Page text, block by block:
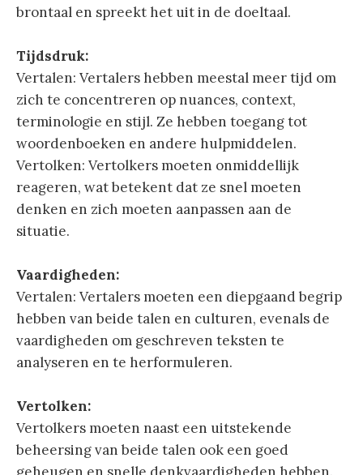
brontaal en spreekt het uit in de doeltaal.
Tijdsdruk:
Vertalen: Vertalers hebben meestal meer tijd om
zich te concentreren op nuances, context,
terminologie en stijl. Ze hebben toegang tot
woordenboeken en andere hulpmiddelen.
Vertolken: Vertolkers moeten onmiddellijk
reageren, wat betekent dat ze snel moeten
denken en zich moeten aanpassen aan de
situatie.
Vaardigheden:
Vertalen: Vertalers moeten een diepgaand begrip
hebben van beide talen en culturen, evenals de
vaardigheden om geschreven teksten te
analyseren en te herformuleren.
Vertolken:
Vertolkers moeten naast een uitstekende
beheersing van beide talen ook een goed